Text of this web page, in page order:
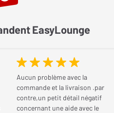
même dans de vastes
de 150 watts.
de la B&W CCM7.5 S2
de la marque
haut de gamme, la B&W
exceptionnelle. Elle est dotée
90 dB
32 Hz
EasyLounge
Aucun problème avec la
commande et la livraison .par
contre,un petit détail négatif
concernant une aide avec le